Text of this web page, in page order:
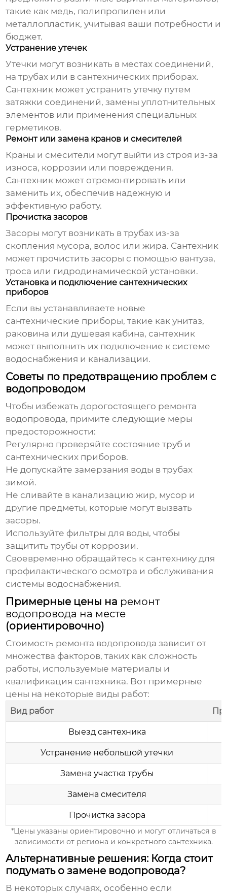
такие как медь, полипропилен или
металлопластик, учитывая ваши потребности и
бюджет.
Устранение утечек
Утечки могут возникать в местах соединений,
на трубах или в сантехнических приборах.
Сантехник может устранить утечку путем
затяжки соединений, замены уплотнительных
элементов или применения специальных
герметиков.
Ремонт или замена кранов и смесителей
Краны и смесители могут выйти из строя из-за
износа, коррозии или повреждения.
Сантехник может отремонтировать или
заменить их, обеспечив надежную и
эффективную работу.
Прочистка засоров
Засоры могут возникать в трубах из-за
скопления мусора, волос или жира. Сантехник
может прочистить засоры с помощью вантуза,
троса или гидродинамической установки.
Установка и подключение сантехнических
приборов
Если вы устанавливаете новые
сантехнические приборы, такие как унитаз,
раковина или душевая кабина, сантехник
может выполнить их подключение к системе
водоснабжения и канализации.
Советы по предотвращению проблем с
водопроводом
Чтобы избежать дорогостоящего ремонта
водопровода, примите следующие меры
предосторожности:
Регулярно проверяйте состояние труб и
сантехнических приборов.
Не допускайте замерзания воды в трубах
зимой.
Не сливайте в канализацию жир, мусор и
другие предметы, которые могут вызвать
засоры.
Используйте фильтры для воды, чтобы
защитить трубы от коррозии.
Своевременно обращайтесь к сантехнику для
профилактического осмотра и обслуживания
системы водоснабжения.
Примерные цены на ремонт
водопровода на месте
(ориентировочно)
Стоимость ремонта водопровода зависит от
множества факторов, таких как сложность
работы, используемые материалы и
квалификация сантехника. Вот примерные
цены на некоторые виды работ:
Вид работ
Выезд сантехника
Устранение небольшой утечки
Замена участка трубы
Замена смесителя
Прочистка засора
*Цены указаны ориентировочно и могут отличаться в
зависимости от региона и конкретного сантехника.
Альтернативные решения: Когда стоит
подумать о замене водопровода?
В некоторых случаях, особенно если